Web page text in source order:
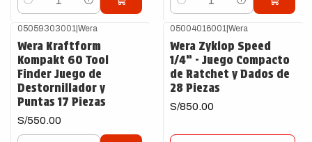
Cantidad Cantidad
05059303001 |Wera
Wera Kraftform
Kompakt 60 Tool
Finder Juego de
Destornillador y
Puntas 17 Piezas
S/550.00
05004016001 |Wera
Wera Zyklop Speed
1/4” - Juego Compacto
de Ratchet y Dados de
28 Piezas
S/850.00